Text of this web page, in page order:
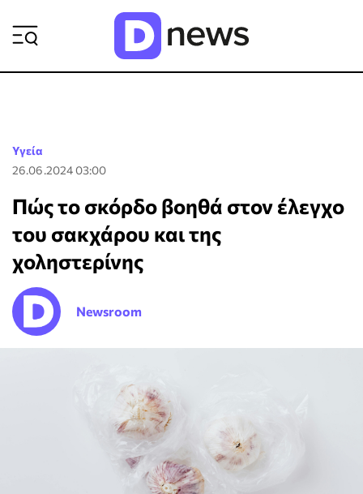
Υγεία
26.06.2024 03:00
Πώς το σκόρδο βοηθά στον έλεγχο
του σακχάρου και της
χοληστερίνης
Newsroom